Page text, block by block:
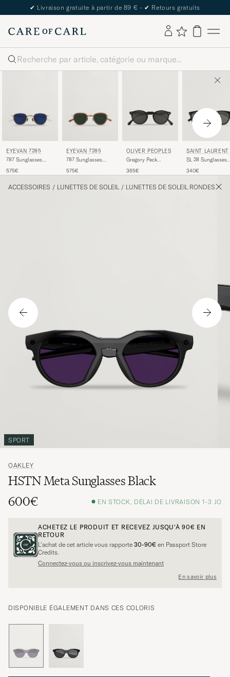
✔ Livraison gratuite à partir de 89 € - ✔ Retours gratuits
Rechercher
EYEVAN 7285
787 Sunglasses
575€
EYEVAN 7285
787 Sunglasses
575€
OLIVER PEOPLES
Gregory Peck
Black/Midnight
365€
SAINT LAURENT
SL 28 Sunglasses
340€
ACCESSOIRES / LUNETTES DE SOLEIL / LUNETTES DE SOLEIL RONDES
SPORT
OAKLEY
HSTN Meta Sunglasses Black
600€
EN STOCK, DÉLAI DE LIVRAISON 1-3 JO
ACHETEZ LE PRODUIT ET RECEVEZ JUSQU'À90€ EN
RETOUR
L’achat de cet article vous rapporte 30-90€ en Passport Store
Credits.
Connectez-vous ou inscrivez-vous maintenant
En savoir plus
DISPONIBLE ÉGALEMENT DANS CES COLORIS